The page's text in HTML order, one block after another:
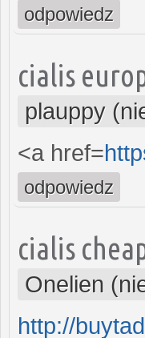
odpowiedz
cialis
plauppy
<a href=
odpowiedz
cialis
Onelien
http://